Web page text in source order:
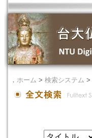
． ホーム > 検索システム >